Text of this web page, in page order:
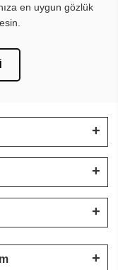
en uygun gözlük